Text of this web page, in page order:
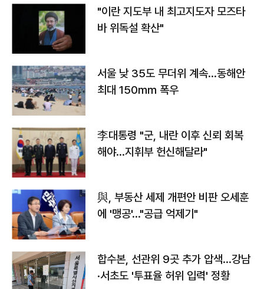
"이란 지도부 내 최고지도자 모즈타
바 위독설 확산"
서울 낮 35도 무더위 계속…동해안
최대 150㎜ 폭우
李대통령 "군, 내란 이후 신뢰 회복
해야…지휘부 헌신해달라"
與, 부동산 세제 개편안 비판 오세훈
에 '맹공'…"공급 억제기"
합수본, 선관위 9곳 추가 압색…강남
·서초도 '투표율 허위 입력' 정황